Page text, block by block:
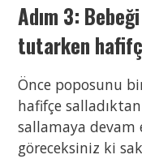
Adım 3:
tutarken
Önce poposunu
hafifçe
sallamaya devam
göreceksiniz ki